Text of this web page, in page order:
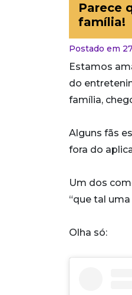
Parece
família!
Postado em
Estamos
do
família,
Alguns fãs
fora do
Um dos
“que tal
Olha só: